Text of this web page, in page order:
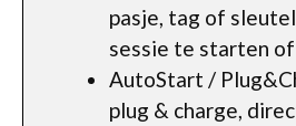
pasje, tag of
sessie te starten of
AutoStart /
plug & charge,